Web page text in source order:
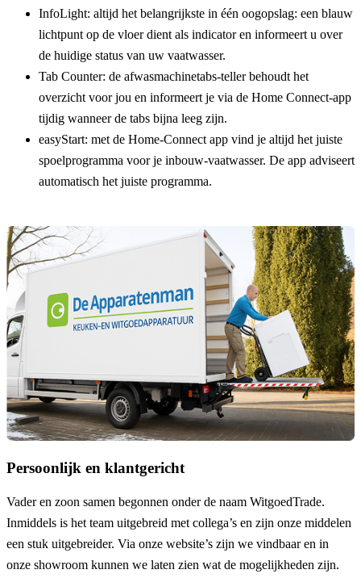
InfoLight: altijd het belangrijkste in één oogopslag: een blauw
lichtpunt op de vloer dient als indicator en informeert u over
de huidige status van uw vaatwasser.
Tab Counter: de afwasmachinetabs-teller behoudt het
overzicht voor jou en informeert je via de Home Connect-app
tijdig wanneer de tabs bijna leeg zijn.
easyStart: met de Home-Connect app vind je altijd het juiste
spoelprogramma voor je inbouw-vaatwasser. De app adviseert
automatisch het juiste programma.
Persoonlijk en klantgericht
Vader en zoon samen begonnen onder de naam WitgoedTrade.
Inmiddels is het team uitgebreid met collega’s en zijn onze middelen
een stuk uitgebreider. Via onze website’s zijn we vindbaar en in
onze showroom kunnen we laten zien wat de mogelijkheden zijn.